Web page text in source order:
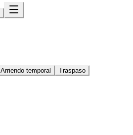
Arriendo temporal Traspaso